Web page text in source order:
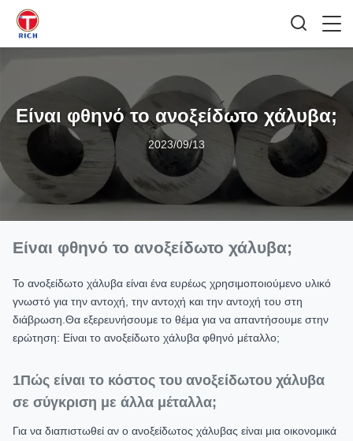
Είναι φθηνό το ανοξείδωτο χάλυβα;
2023/09/13
Είναι φθηνό το ανοξείδωτο χάλυβα;
Το ανοξείδωτο χάλυβα είναι ένα ευρέως χρησιμοποιούμενο υλικό
γνωστό για την αντοχή, την αντοχή και την αντοχή του στη
διάβρωση.Θα εξερευνήσουμε το θέμα για να απαντήσουμε στην
ερώτηση: Είναι το ανοξείδωτο χάλυβα φθηνό μέταλλο;
1Πώς είναι το κόστος του ανοξείδωτου χάλυβα
σε σύγκριση με άλλα μέταλλα;
Για να διαπιστωθεί αν ο ανοξείδωτος χάλυβας είναι μια οικονομικά